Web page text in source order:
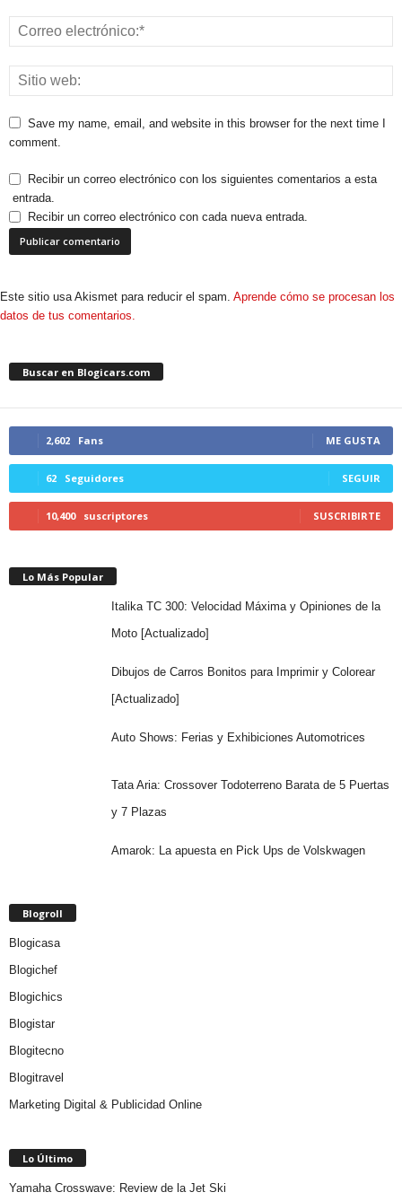
Save my name, email, and website in this browser for the next time I
comment.
Recibir un correo electrónico con los siguientes comentarios a esta
entrada.
Recibir un correo electrónico con cada nueva entrada.
Este sitio usa Akismet para reducir el spam. Aprende cómo se procesan los
datos de tus comentarios.
Buscar en Blogicars.com
2,602 Fans ME GUSTA
62 Seguidores SEGUIR
10,400 suscriptores SUSCRIBIRTE
Lo Más Popular
Italika TC 300: Velocidad Máxima y Opiniones de la
Moto [Actualizado]
Dibujos de Carros Bonitos para Imprimir y Colorear
[Actualizado]
Auto Shows: Ferias y Exhibiciones Automotrices
Tata Aria: Crossover Todoterreno Barata de 5 Puertas
y 7 Plazas
Amarok: La apuesta en Pick Ups de Volskwagen
Blogroll
Blogicasa
Blogichef
Blogichics
Blogistar
Blogitecno
Blogitravel
Marketing Digital & Publicidad Online
Lo Último
Yamaha Crosswave: Review de la Jet Ski